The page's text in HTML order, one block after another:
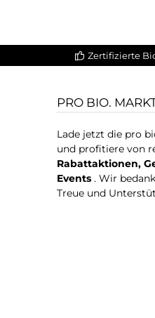
Zertifizierte
PRO BIO.
Lade jetzt die pro
und profitiere von
Rabattaktionen,
Events . Wir
Treue und